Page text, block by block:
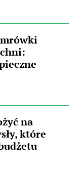
na
które